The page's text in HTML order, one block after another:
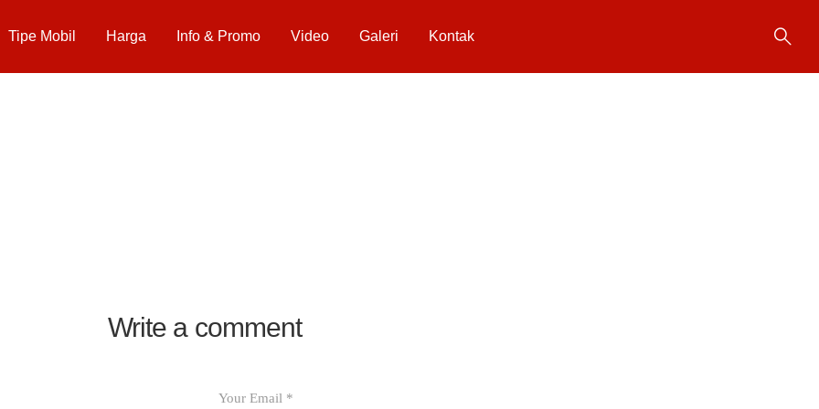
Tipe Mobil Harga Info & Promo Video Galeri Kontak
Write a comment